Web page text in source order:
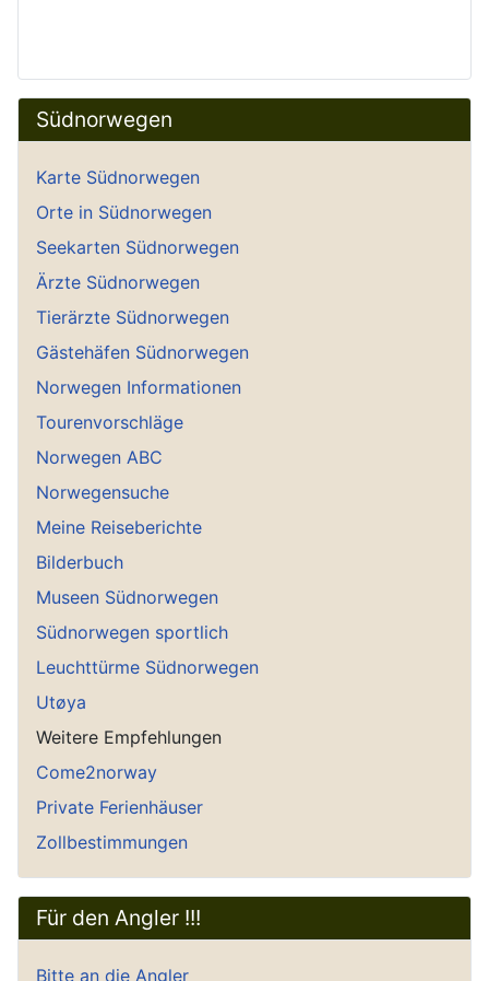
Südnorwegen
Karte Südnorwegen
Orte in Südnorwegen
Seekarten Südnorwegen
Ärzte Südnorwegen
Tierärzte Südnorwegen
Gästehäfen Südnorwegen
Norwegen Informationen
Tourenvorschläge
Norwegen ABC
Norwegensuche
Meine Reiseberichte
Bilderbuch
Museen Südnorwegen
Südnorwegen sportlich
Leuchttürme Südnorwegen
Utøya
Weitere Empfehlungen
Come2norway
Private Ferienhäuser
Zollbestimmungen
Für den Angler !!!
Bitte an die Angler